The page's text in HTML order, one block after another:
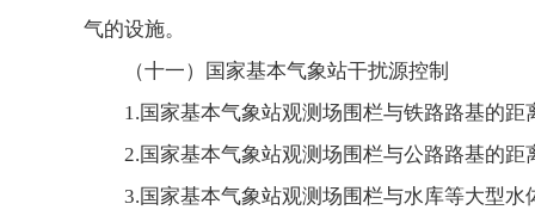
气的设施。
（十一）国家基本气象站干扰源控制
1.国家基本气象站观测场围栏与铁路路基的距
2.国家基本气象站观测场围栏与公路路基的距
3.国家基本气象站观测场围栏与水库等大型